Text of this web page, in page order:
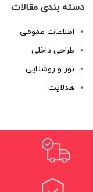
دسته بندی مقالات
اطلاعات عمومی
طراحی داخلی
نور و روشنایی
هدلایت